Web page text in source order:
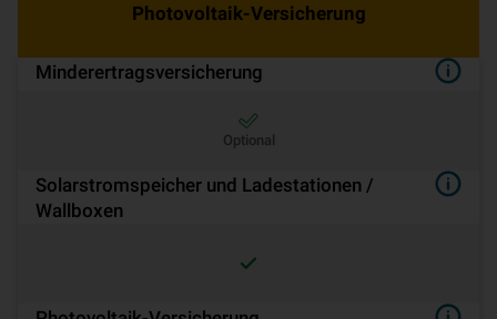
Pho­to­vol­ta­ik-Ver­si­che­rung
Minderertrags­ver­si­che­rung
Optional
Solarstromspeicher und Ladestationen /
Wallboxen